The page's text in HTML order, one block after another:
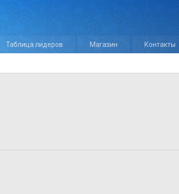
Таблица лидеров Магазин Контакты